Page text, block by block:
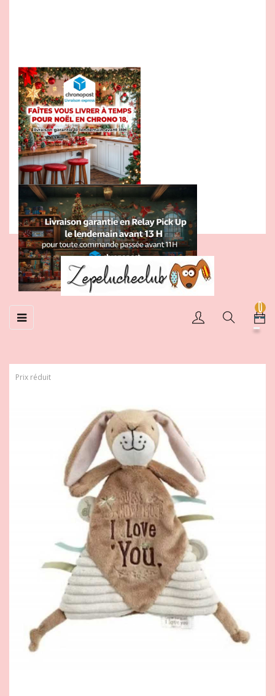
Basculer
la
☰
0
Prix réduit